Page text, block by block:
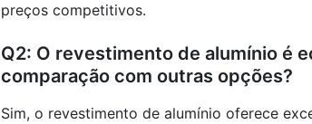
preços competitivos.
Q2: O revestimento de alumínio é
comparação com outras opções?
Sim, o revestimento de alumínio oferece